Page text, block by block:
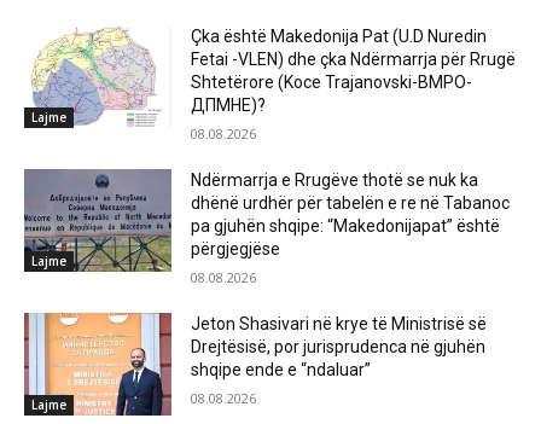
Lajme
Çka është Makedonija Pat (U.D Nuredin
Fetai -VLEN) dhe çka Ndërmarrja për Rrugë
Shtetërore (Koce Trajanovski-ВМРО-
ДПМНЕ)?
08.08.2026
Lajme
Ndërmarrja e Rrugëve thotë se nuk ka
dhënë urdhër për tabelën e re në Tabanoc
pa gjuhën shqipe: “Makedonijapat” është
përgjegjëse
08.08.2026
Lajme
Jeton Shasivari në krye të Ministrisë së
Drejtësisë, por jurisprudenca në gjuhën
shqipe ende e “ndaluar”
08.08.2026